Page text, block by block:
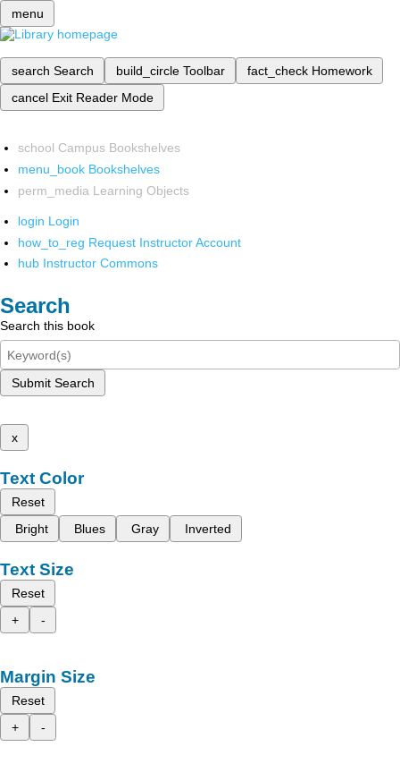
menu
search Search build_circle Toolbar fact_check Homework
cancel Exit Reader Mode
school Campus Bookshelves
menu_book Bookshelves
perm_media Learning Objects
login Login
how_to_reg Request Instructor Account
hub Instructor Commons
Search
Search this book
Submit Search
x
Text Color
Reset
Bright
Blues Gray Inverted
Text Size
Reset
+
-
Margin Size
Reset
+
-